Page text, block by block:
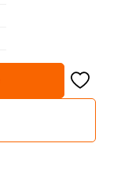
Favoriye